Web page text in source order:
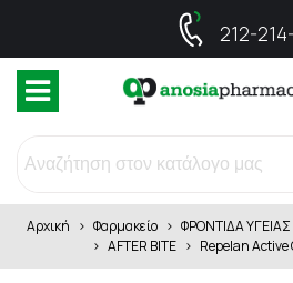
212-
Αρχική > Φαρμακείο > ΦΡΟΝΤΙΔΑ ΥΓΕΙΑΣ
> AFTER BITE > Repelan